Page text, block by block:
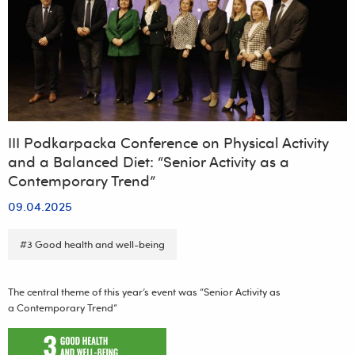
organizowanej
przez
Wydział
Biotechnologii,
Collegium
Uniwersytetu
Rzeszowskiego
III Podkarpacka Conference on Physical Activity
and a Balanced Diet: “Senior Activity as a
Contemporary Trend”
09.04.2025
#3 Good health and well-being
The central theme of this year’s event was “Senior Activity as
a Contemporary Trend”